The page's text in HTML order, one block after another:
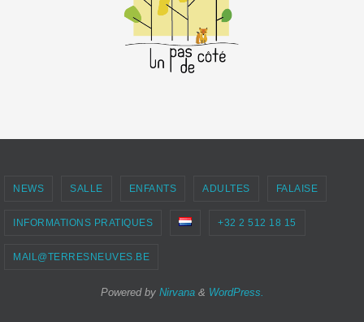
NEWS SALLE ENFANTS ADULTES FALAISE
INFORMATIONS PRATIQUES +32 2 512 18 15
MAIL@TERRESNEUVES.BE
Powered by Nirvana& WordPress.